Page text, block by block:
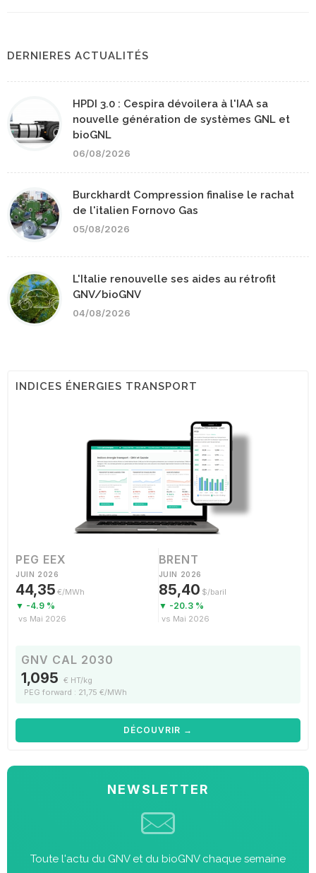
DERNIERES ACTUALITÉS
HPDI 3.0 : Cespira dévoilera à l'IAA sa
nouvelle génération de systèmes GNL et
bioGNL
06/08/2026
Burckhardt Compression finalise le rachat
de l'italien Fornovo Gas
05/08/2026
L'Italie renouvelle ses aides au rétrofit
GNV/bioGNV
04/08/2026
INDICES ÉNERGIES TRANSPORT
PEG EEX
JUIN 2026
44,35 €/MWh
▼ -4.9 %
vs Mai 2026
BRENT
JUIN 2026
85,40 $/baril
▼ -20.3 %
vs Mai 2026
GNV CAL 2030
1,095 € HT/kg
PEG forward : 21,75 €/MWh
DÉCOUVRIR →
NEWSLETTER
Toute l'actu du GNV et du bioGNV chaque semaine